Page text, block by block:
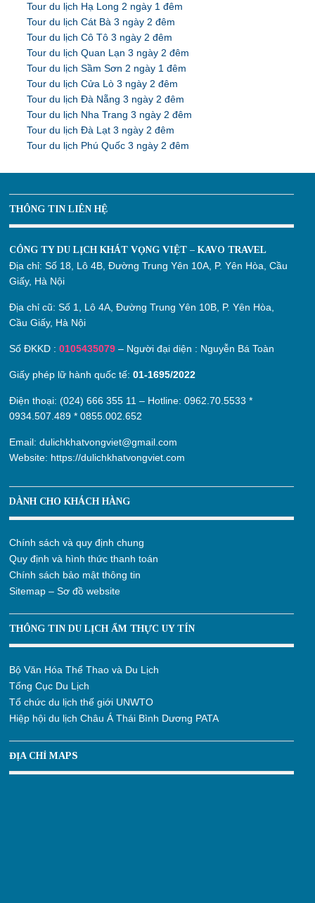
Tour du lịch Hạ Long 2 ngày 1 đêm
Tour du lịch Cát Bà 3 ngày 2 đêm
Tour du lịch Cô Tô 3 ngày 2 đêm
Tour du lịch Quan Lạn 3 ngày 2 đêm
Tour du lịch Sầm Sơn 2 ngày 1 đêm
Tour du lịch Cửa Lò 3 ngày 2 đêm
Tour du lịch Đà Nẵng 3 ngày 2 đêm
Tour du lịch Nha Trang 3 ngày 2 đêm
Tour du lịch Đà Lạt 3 ngày 2 đêm
Tour du lịch Phú Quốc 3 ngày 2 đêm
THÔNG TIN LIÊN HỆ
CÔNG TY DU LỊCH KHÁT VỌNG VIỆT – KAVO TRAVEL
Địa chỉ:Số 18, Lô 4B, Đường Trung Yên 10A, P. Yên Hòa, Cầu
Giấy, Hà Nội
Địa chỉ cũ:Số 1, Lô 4A, Đường Trung Yên 10B, P. Yên Hòa,
Cầu Giấy, Hà Nội
Số ĐKKD :0105435079 – Người đại diện : Nguyễn Bá Toàn
Giấy phép lữ hành quốc tế:01-1695/2022
Điện thoại: (024) 666 355 11 – Hotline:0962.70.5533 *
0934.507.489 *0855.002.652
Email:dulichkhatvongviet@gmail.com
Website: https://dulichkhatvongviet.com
DÀNH CHO KHÁCH HÀNG
Chính sách và quy định chung
Quy định và hình thức thanh toán
Chính sách bảo mật thông tin
Sitemap – Sơ đồ website
THÔNG TIN DU LỊCH ẨM THỰC UY TÍN
Bộ Văn Hóa Thể Thao và Du Lịch
Tổng Cục Du Lịch
Tổ chức du lịch thế giới UNWTO
Hiệp hội du lịch Châu Á Thái Bình Dương PATA
ĐỊA CHỈ MAPS